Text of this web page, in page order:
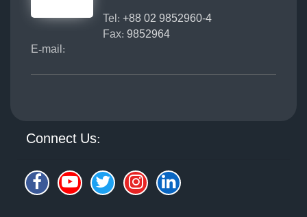
Tel: +88 02 9852960-4
Fax: 9852964
E-mail:
Connect Us: